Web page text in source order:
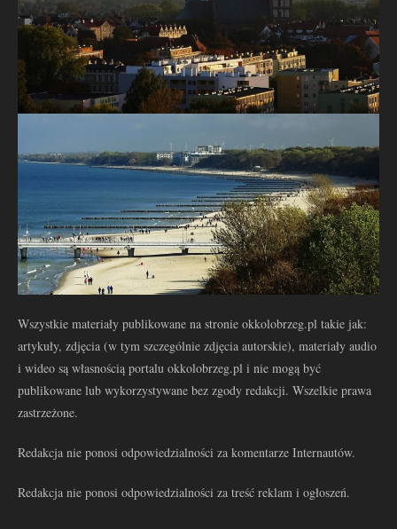
Wszystkie materiały publikowane na stronie okkolobrzeg.pl takie jak:
artykuły, zdjęcia (w tym szczególnie zdjęcia autorskie), materiały audio
i wideo są własnością portalu okkolobrzeg.pl i nie mogą być
publikowane lub wykorzystywane bez zgody redakcji. Wszelkie prawa
zastrzeżone.
Redakcja nie ponosi odpowiedzialności za komentarze Internautów.
Redakcja nie ponosi odpowiedzialności za treść reklam i ogłoszeń.